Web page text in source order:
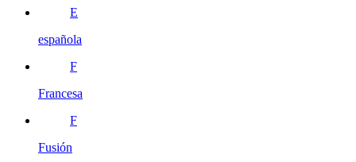
E
española
F
Francesa
F
Fusión